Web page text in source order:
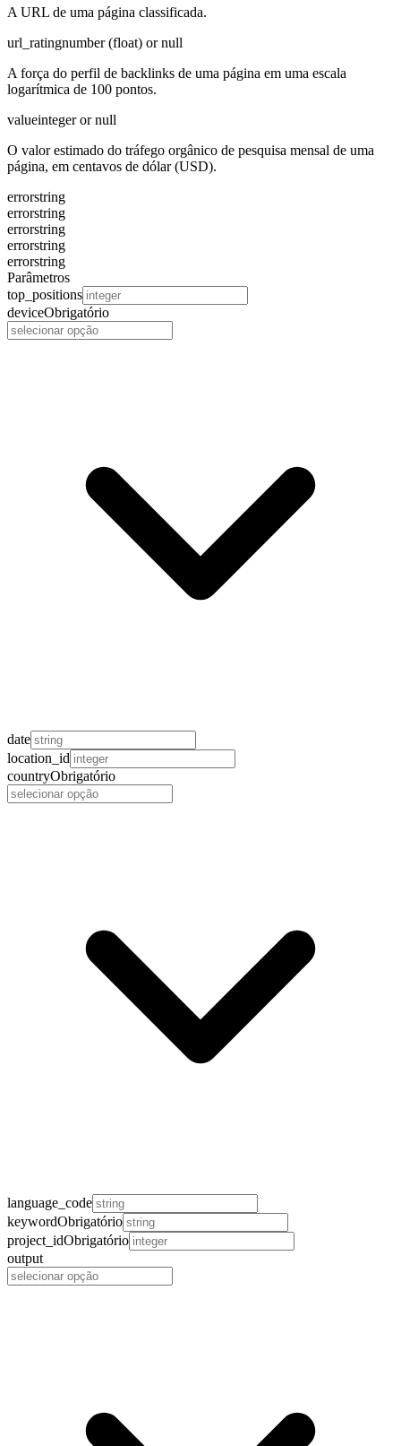
A URL de uma página classificada.
url_ratingnumber (float) or null
A força do perfil de backlinks de uma página em uma escala
logarítmica de 100 pontos.
valueinteger or null
O valor estimado do tráfego orgânico de pesquisa mensal de uma
página, em centavos de dólar (USD).
errorstring
errorstring
errorstring
errorstring
errorstring
Parâmetros
top_positions
deviceObrigatório
date
location_id
countryObrigatório
language_code
keywordObrigatório
project_idObrigatório
output